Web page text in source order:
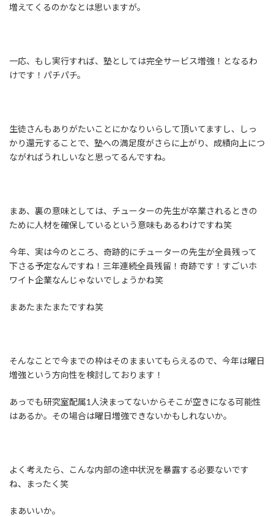
増えてくるのかなとは思いますが。
一応、もし実行すれば、塾としては完全サービス増強！となるわ
けです！パチパチ。
生徒さんもありがたいことにかなりいらして頂いてますし、しっ
かり還元することで、塾への満足度がさらに上がり、成績向上につ
ながればうれしいなと思ってるんですね。
まあ、裏の意味としては、チューターの先生が卒業されるときの
ために人材を確保しているという意味もあるわけですね笑
今年、実は今のところ、奇跡的にチューターの先生が全員残って
下さる予定なんですね！三年連続全員残留！奇跡です！すごいホ
ワイト企業なんじゃないでしょうかね笑
まあたまたまたですね笑
そんなことで今までの枠はそのままいてもらえるので、今年は曜日
増強という方向性を検討しております！
あっでも研究室配属1人決まってないからそこが空きになる可能性
はあるか。その場合は曜日増強できないかもしれないか。
よく考えたら、こんな内部の途中状況を暴露する必要ないです
ね、まったく笑
まあいいか。